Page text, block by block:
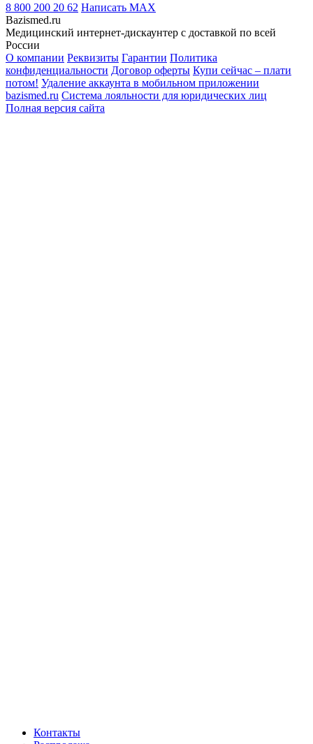
8 800 200 20 62 Написать MAX
Bazismed.ru
Медицинский интернет-дискаунтер с доставкой по всей
России
О компании Реквизиты Гарантии Политика
конфиденциальности Договор оферты Купи сейчас – плати
потом! Удаление аккаунта в мобильном приложении
bazismed.ru Система лояльности для юридических лиц
Полная версия сайта
Контакты